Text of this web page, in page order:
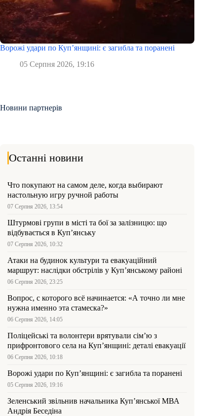
Ворожі удари по Куп’янщині: є загибла та поранені
05 Серпня 2026, 19:16
Новини партнерів
Останні новини
Что покупают на самом деле, когда выбирают
настольную игру ручной работы
07 Серпня 2026, 13:54
Штурмові групи в місті та бої за залізницю: що
відбувається в Куп’янську
07 Серпня 2026, 10:32
Атаки на будинок культури та евакуаційний
маршрут: наслідки обстрілів у Куп’янському районі
06 Серпня 2026, 23:25
Вопрос, с которого всё начинается: «А точно ли мне
нужна именно эта стамеска?»
06 Серпня 2026, 14:05
Поліцейські та волонтери врятували сім’ю з
прифронтового села на Куп’янщині: деталі евакуації
06 Серпня 2026, 10:18
Ворожі удари по Куп’янщині: є загибла та поранені
05 Серпня 2026, 19:16
Зеленський звільнив начальника Купʼянської МВА
Андрія Беседіна